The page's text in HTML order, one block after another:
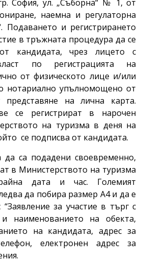
София, ул. „Съборна“ № 1, от
наемна и регулаторна
Подаването и регистрирането
в тръжната процедура да се
кандидата, чрез лицето с
по регистрацията на
от физическото лице и/или
нотариално упълномощено от
на лична карта.
се регистрират в нарочен
на туризма в деня на
се подписва от кандидата.
да са подадени своевременно,
в Министерството на туризма
дата и час. Големият
да побира размер А4 и да е
за участие в търг с
наименованието на обекта,
на кандидата, адрес за
електронен адрес за